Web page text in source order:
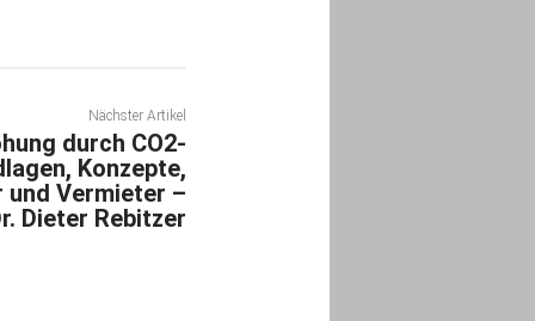
Nächster Artikel
durch CO2-
Konzepte,
Vermieter –
Dieter Rebitzer